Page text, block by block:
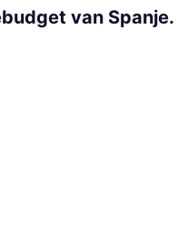
van Spanje.